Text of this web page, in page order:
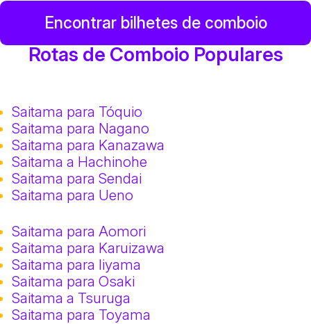
Encontrar bilhetes de comboio
Rotas de Comboio Populares
Saitama para Tóquio
Saitama para Nagano
Saitama para Kanazawa
Saitama a Hachinohe
Saitama para Sendai
Saitama para Ueno
Saitama para Aomori
Saitama para Karuizawa
Saitama para Iiyama
Saitama para Osaki
Saitama a Tsuruga
Saitama para Toyama